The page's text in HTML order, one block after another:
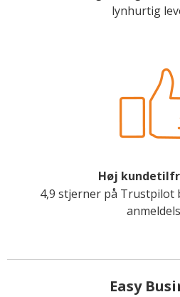
lynhurtig
Høj
4,9 stjerner på Trustpilot
Easy